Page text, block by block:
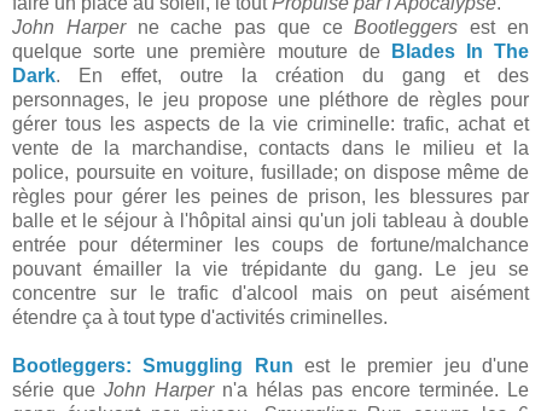
John Harperne cache pas que ceBootleggers est en
quelque sorte une première mouture de
Blades In The
Dark. En effet, outre la création du gang et des
personnages, le jeu propose une pléthore de règles pour
gérer tous les aspects de la vie criminelle: trafic, achat et
vente de la marchandise, contacts dans le milieu et la
police, poursuite en voiture, fusillade; on dispose même de
règles pour gérer les peines de prison, les blessures par
balle et le séjour à l'hôpital ainsi qu'un joli tableau à double
entrée pour déterminer les coups de fortune/malchance
pouvant émailler la vie trépidante du gang. Le jeu se
concentre sur le trafic d'alcool mais on peut aisément
étendre ça à tout type d'activités criminelles.
Bootleggers: Smuggling Run est le premier jeu d'une
série que John Harpern'a hélas pas encore terminée. Le